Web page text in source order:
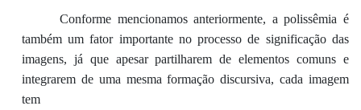
Conforme mencionamos anteriormente, apolissêmia é
também um fator importante no processo de significação das
imagens, já que apesar partilharem de elementos comuns e
integraremde uma mesma formação discursiva, cada imagem
tem